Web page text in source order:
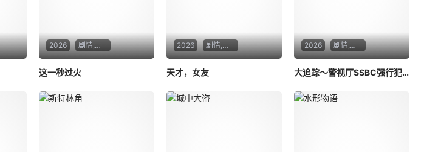
2026 剧情,爱情
这一秒过火
2026 剧情,爱情
天才，女友
2026 剧情,悬疑,犯罪
大追踪〜警视厅SSBC强行犯系〜 第二季